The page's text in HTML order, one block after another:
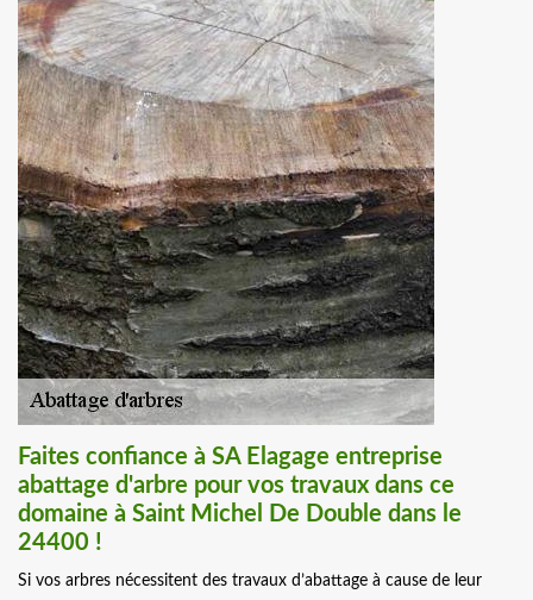
Faites confiance à SA Elagage entreprise
abattage d'arbre pour vos travaux dans ce
domaine à Saint Michel De Double dans le
24400 !
Si vos arbres nécessitent des travaux d’abattage à cause de leur